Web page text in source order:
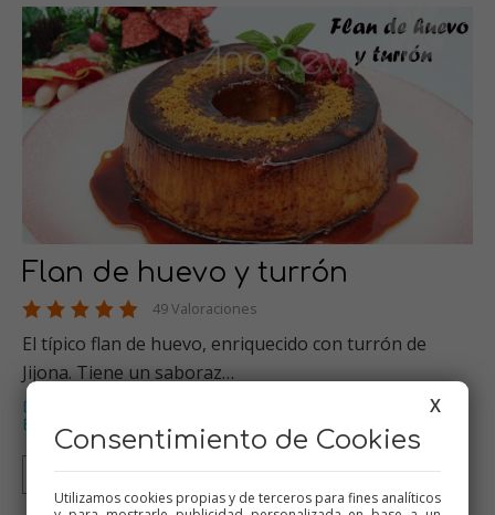
Flan de huevo y turrón
49 Valoraciones
El típico flan de huevo, enriquecido con turrón de
Jijona. Tiene un saboraz…
Dulces varios Recetas para el varoma
Especial Navidad
Thermomix Tradicional Olla GM Mambo
X
Consentimiento de Cookies
Utilizamos cookies propias y de terceros para fines analíticos